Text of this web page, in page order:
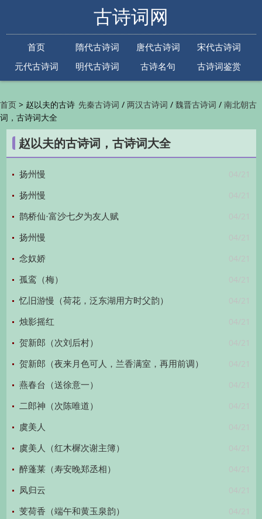
古诗词网
首页 隋代古诗词 唐代古诗词
宋代古诗词
元代古诗词
明代古诗词 古诗名句
古诗词鉴赏
先秦古诗词 /两汉古诗词 /魏晋古诗词 /南北朝古
代古诗词/金朝古诗词/元代古诗词/明代古诗词
/清代古诗词/近现代古诗词
鉴赏/古诗下一句/古诗上一句/
首页 > 赵以夫的古诗
词，古诗词大全
赵以夫的古诗词，古诗词大全
04/21
扬州慢
04/21
扬州慢
04/21
鹊桥仙·富沙七夕为友人赋
04/21
扬州慢
04/21
念奴娇
04/21
孤鸾（梅）
04/21
忆旧游慢（荷花，泛东湖用方时父韵）
04/21
烛影摇红
04/21
贺新郎（次刘后村）
04/21
贺新郎（夜来月色可人，兰香满室，再用前调）
04/21
燕春台（送徐意一）
04/21
二郎神（次陈唯道）
04/21
虞美人
04/21
虞美人（红木樨次谢主簿）
04/21
醉蓬莱（寿安晚郑丞相）
04/21
凤归云
04/21
芰荷香（端午和黄玉泉韵）